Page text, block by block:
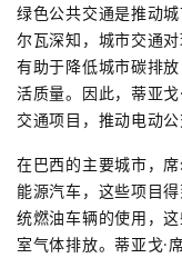
绿色公共交通是推动
尔瓦深知，城市交通
有助于降低城市碳排
活质量。因此，蒂亚
交通项目，推动电动
在巴西的主要城市，
能源汽车，这些项目
统燃油车辆的使用，
室气体排放。蒂亚戈·